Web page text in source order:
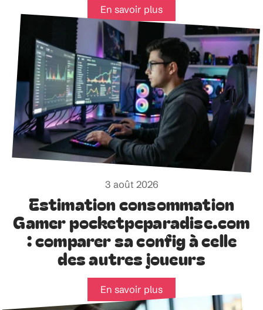
En savoir plus
3 août 2026
Estimation consommation
Gamer pocketpcparadise.com
: comparer sa config à celle
des autres joueurs
En savoir plus